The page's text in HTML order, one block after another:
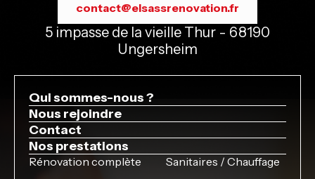
contact@elsassrenovation.fr
5 impasse de la vieille Thur - 68190
Ungersheim
Qui sommes-nous ?
Nous rejoindre
Contact
Nos prestations
Rénovation complète
Sanitaires / Chauffage